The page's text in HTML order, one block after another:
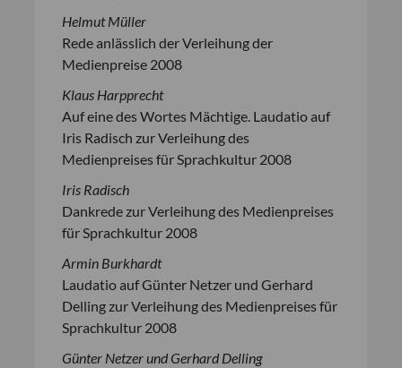
Helmut Müller
Rede anlässlich der Verleihung der
Medienpreise 2008
Klaus Harpprecht
Auf eine des Wortes Mächtige. Laudatio auf
Iris Radisch zur Verleihung des
Medienpreises für Sprachkultur 2008
Iris Radisch
Dankrede zur Verleihung des Medienpreises
für Sprachkultur 2008
Armin Burkhardt
Laudatio auf Günter Netzer und Gerhard
Delling zur Verleihung des Medienpreises für
Sprachkultur 2008
Günter Netzer und Gerhard Delling